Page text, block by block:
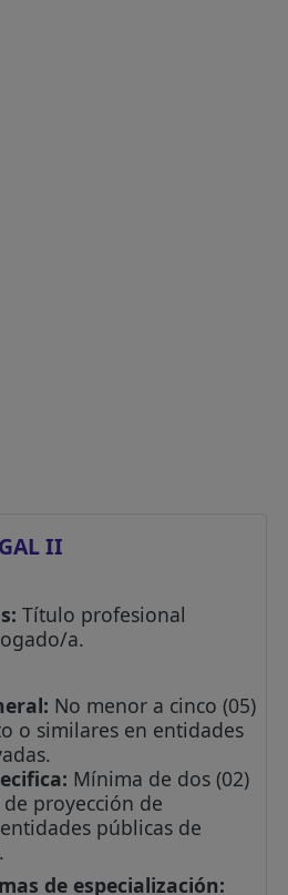
II
Título profesional
a.
No menor a cinco (05)
o similares en entidades
Mínima de dos (02)
proyección de
públicas de
de especialización: